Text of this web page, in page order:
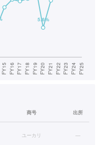
商号 出所
ユーカリ —